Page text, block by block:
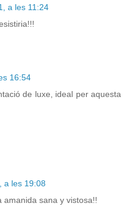
a les 11:24
16:54
de luxe, ideal per aquesta
a les 19:08
amanida sana y vistosa!!